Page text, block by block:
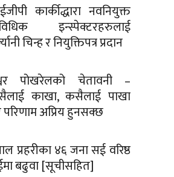
कार्कीद्धारा नवनियुक्त
इन्स्पेक्टरहरुलाई
चिन्ह र नियुक्तिपत्र प्रदान
पोखरेलको चेतावनी –
काखा, कसैलाई पाखा
अप्रिय हुनसक्छ
प्रहरीका ४६ जना सई वरिष्ठ
बढुवा [सूचीसहित]